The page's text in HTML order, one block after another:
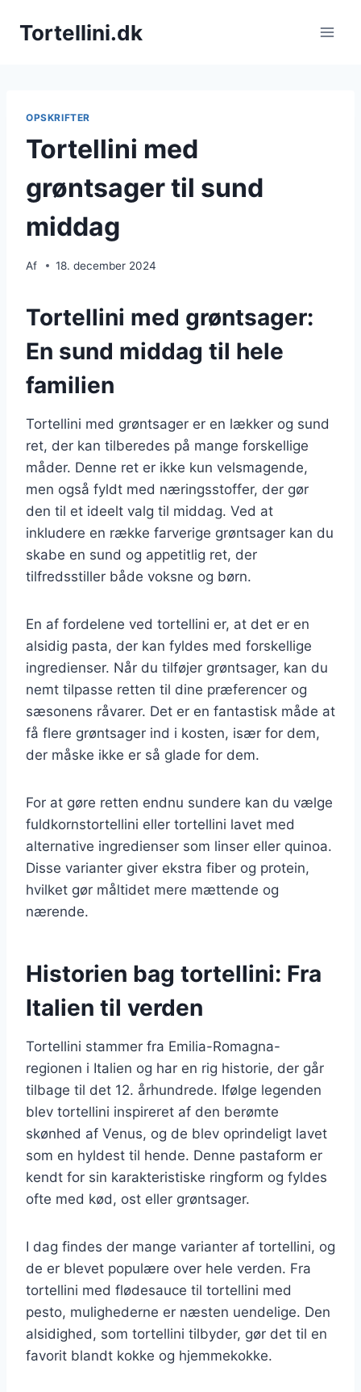
Tortellini.dk
OPSKRIFTER
Tortellini med
grøntsager til sund
middag
Af 18. december 2024
Tortellini med grøntsager:
En sund middag til hele
familien
Tortellini med grøntsager er en lækker og sund
ret, der kan tilberedes på mange forskellige
måder. Denne ret er ikke kun velsmagende,
men også fyldt med næringsstoffer, der gør
den til et ideelt valg til middag. Ved at
inkludere en række farverige grøntsager kan du
skabe en sund og appetitlig ret, der
tilfredsstiller både voksne og børn.
En af fordelene ved tortellini er, at det er en
alsidig pasta, der kan fyldes med forskellige
ingredienser. Når du tilføjer grøntsager, kan du
nemt tilpasse retten til dine præferencer og
sæsonens råvarer. Det er en fantastisk måde at
få flere grøntsager ind i kosten, især for dem,
der måske ikke er så glade for dem.
For at gøre retten endnu sundere kan du vælge
fuldkornstortellini eller tortellini lavet med
alternative ingredienser som linser eller quinoa.
Disse varianter giver ekstra fiber og protein,
hvilket gør måltidet mere mættende og
nærende.
Historien bag tortellini: Fra
Italien til verden
Tortellini stammer fra Emilia-Romagna-
regionen i Italien og har en rig historie, der går
tilbage til det 12. århundrede. Ifølge legenden
blev tortellini inspireret af den berømte
skønhed af Venus, og de blev oprindeligt lavet
som en hyldest til hende. Denne pastaform er
kendt for sin karakteristiske ringform og fyldes
ofte med kød, ost eller grøntsager.
I dag findes der mange varianter af tortellini, og
de er blevet populære over hele verden. Fra
tortellini med flødesauce til tortellini med
pesto, mulighederne er næsten uendelige. Den
alsidighed, som tortellini tilbyder, gør det til en
favorit blandt kokke og hjemmekokke.